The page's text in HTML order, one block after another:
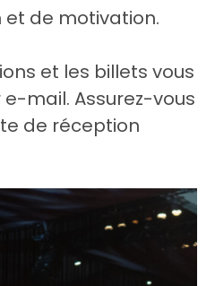
de motivation.
et les billets vous
mail. Assurez-vous
de réception